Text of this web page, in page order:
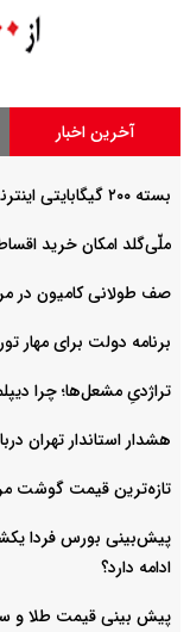
آخرین اخبار
بسته ۲۰۰ گیگابایتی اینترنت رایگان برای خبرنگاران
ملّی‌گلد امکان خرید
صف طولانی کامیون در
برنامه دولت برای مهار
تراژدیِ مشعل‌ها؛ چرا
هشدار استاندار تهران
تازه‌ترین قیمت گوشت مرغ در بازار
ادامه دارد؟